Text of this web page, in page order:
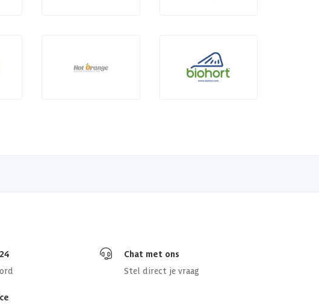
Chat met ons
Stel direct je vraag